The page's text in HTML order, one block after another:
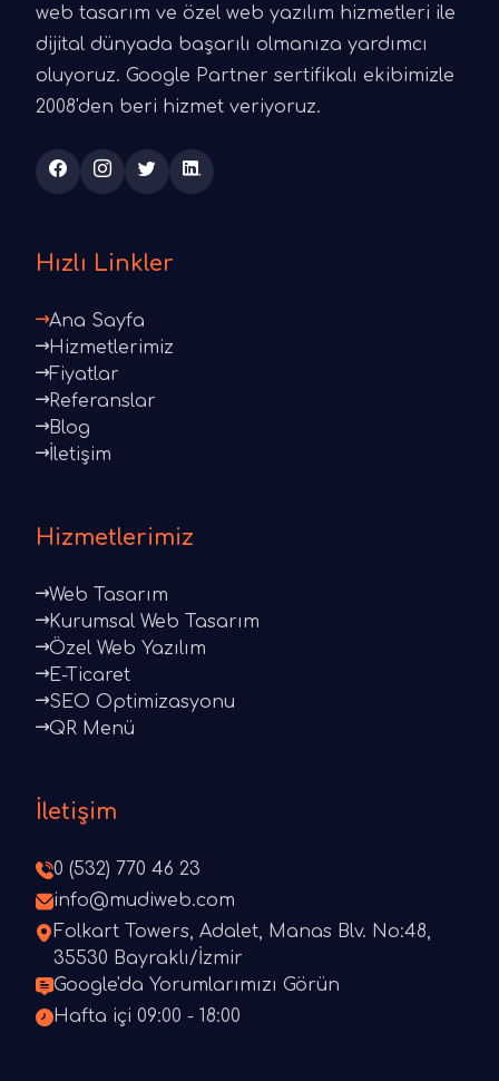
web tasarım ve özel web yazılım hizmetleri ile
dijital dünyada başarılı olmanıza yardımcı
oluyoruz. Google Partner sertifikalı ekibimizle
2008'den beri hizmet veriyoruz.
Hızlı Linkler
Ana Sayfa
Hizmetlerimiz
Fiyatlar
Referanslar
Blog
İletişim
Hizmetlerimiz
Web Tasarım
Kurumsal Web Tasarım
Özel Web Yazılım
E-Ticaret
SEO Optimizasyonu
QR Menü
İletişim
0 (532) 770 46 23
info@mudiweb.com
Folkart Towers, Adalet, Manas Blv. No:48,
35530 Bayraklı/İzmir
Google'da Yorumlarımızı Görün
Hafta içi 09:00 - 18:00